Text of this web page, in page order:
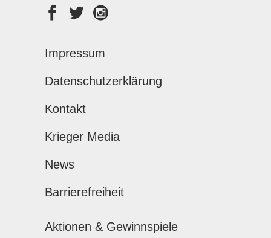
Impressum
Datenschutzerklärung
Kontakt
Krieger Media
News
Barrierefreiheit
Aktionen & Gewinnspiele